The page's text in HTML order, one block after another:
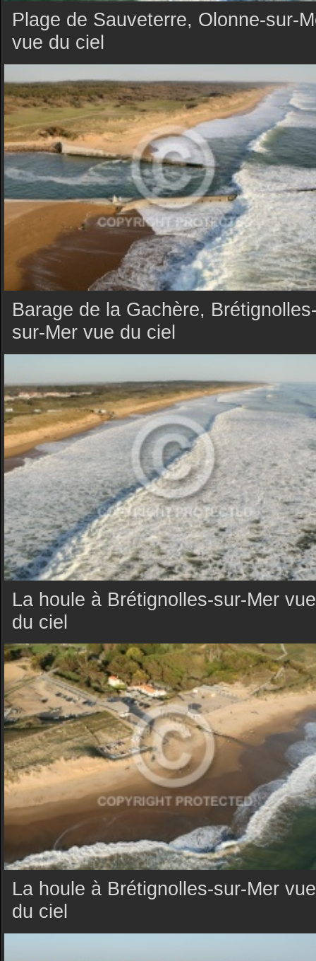
Plage de Sauveterre, Olonne-sur-
vue du ciel
Barage de la Gachère,
sur-Mer vue du ciel
La houle à Brétignolles-sur-Mer vue
du ciel
La houle à Brétignolles-sur-Mer vue
du ciel